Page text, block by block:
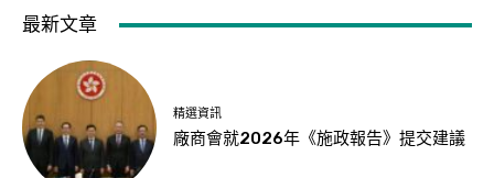
最新文章
精選資訊
廠商會就2026年《施政報告》提交建議